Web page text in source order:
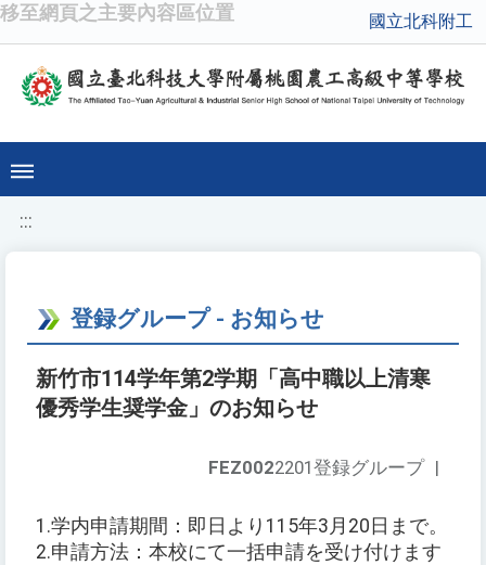
移至網頁之主要內容區位置 國立北科附工
:::
登録グループ - お知らせ
新竹市114学年第2学期「高中職以上清寒
優秀学生奨学金」のお知らせ
FEZ0022201登録グループ |
1.学内申請期間：即日より115年3月20日まで。
2.申請方法：本校にて一括申請を受け付けます